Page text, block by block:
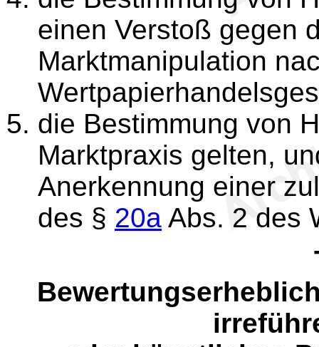
einen Verstoß gegen
Marktmanipulation
die Bestimmung von
Marktpraxis gelten,
Anerkennung einer
des § 20a Abs. 2 des